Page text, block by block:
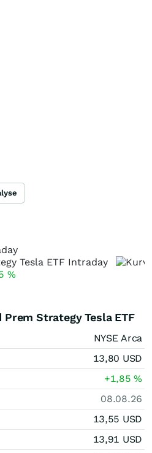
%
Strategy Tesla ETF
NYSE Arca
13,80 USD
+1,85%
08.08.26
13,55 USD
13,91 USD